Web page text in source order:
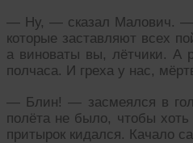
— Ну, — сказал Малович. —
которые заставляют всех
а виноваты вы, лётчики. А
полчаса. И греха у нас,
— Блин! — засмеялся в
полёта не было, чтобы
притырок кидался. Качало